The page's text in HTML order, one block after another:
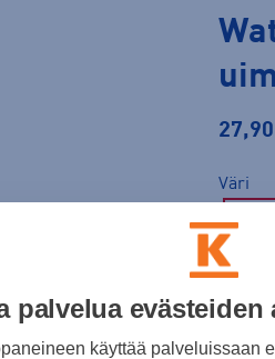
Väri
palvelua evästeiden
käyttää palveluissaan